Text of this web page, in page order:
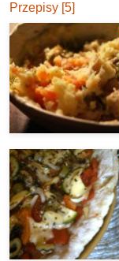
Przepisy [5]